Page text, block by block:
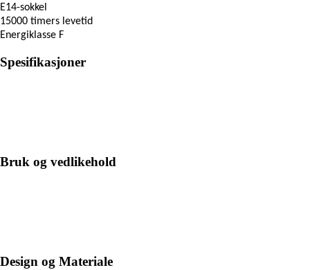
E14-sokkel
15000 timers levetid
Energiklasse F
Spesifikasjoner
Bruk og vedlikehold
Design og Materiale